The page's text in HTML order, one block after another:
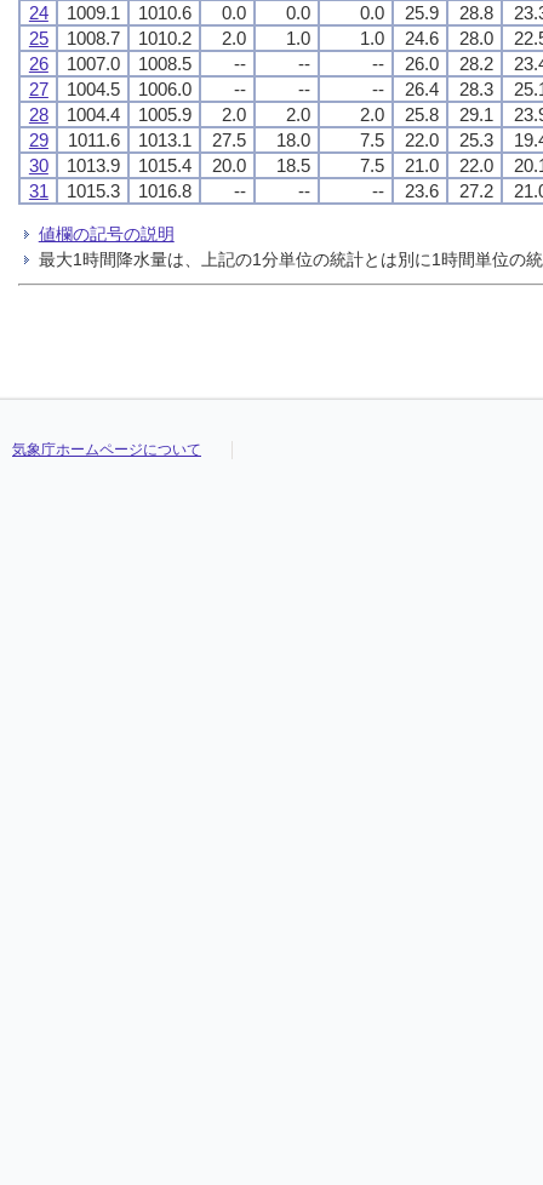
24
1009.1 1010.6 0.0 0.0 0.0 25.9 28.8
25
1008.7 1010.2 2.0 1.0 1.0 24.6 28.0
26
1007.0 1008.5 -- -- -- 26.0 28.2
27
1004.5 1006.0 -- -- -- 26.4 28.3
28
1004.4 1005.9 2.0 2.0 2.0 25.8 29.1
29
1011.6 1013.1 27.5 18.0 7.5 22.0 25.3
30
1013.9 1015.4 20.0 18.5 7.5 21.0 22.0
31
1015.3 1016.8 -- -- -- 23.6 27.2
値欄の記号の説明
最大1時間降水量は、上記の1分単位の統計とは別に1時間単位の
気象庁ホームページについて